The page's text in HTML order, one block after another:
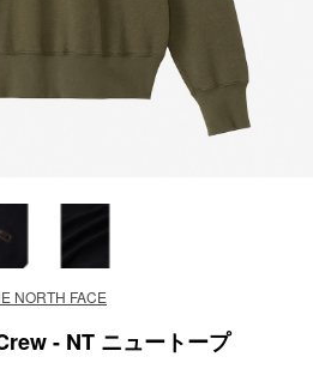
NORTH FACE
- NT ニュートープ